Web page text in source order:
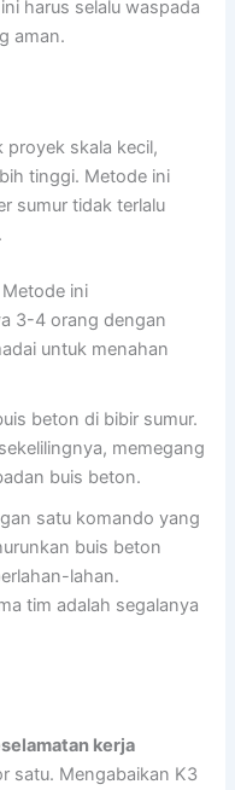
harus selalu waspada
aman.
proyek skala kecil,
tinggi. Metode ini
sumur tidak terlalu
Metode ini
3-4 orang dengan
untuk menahan
beton di bibir sumur.
memegang
buis beton.
satu komando yang
buis beton
lahan.
tim adalah segalanya
kerja
satu. Mengabaikan K3